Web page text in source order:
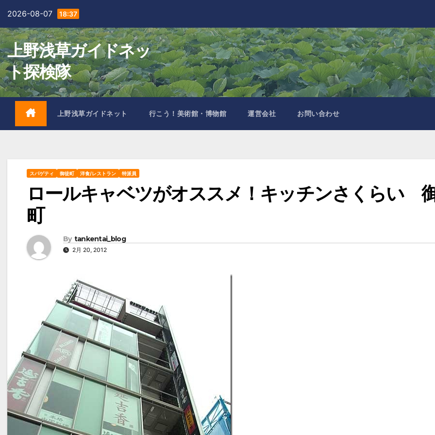
content
2026-08-07 18:37
上野浅草ガイドネッ
ト探検隊
上野浅草ガイドネット 行こう！美術館・博物館 運営会社 お問い合わせ
スパゲティ 御徒町 洋食/レストラン 特派員
ロールキャベツがオススメ！キッチンさくらい
町
By tankentai_blog
2月 20, 2012